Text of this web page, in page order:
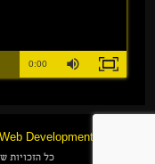
Duration
0:00
:
Fullscreen
Development
כל הזכויות